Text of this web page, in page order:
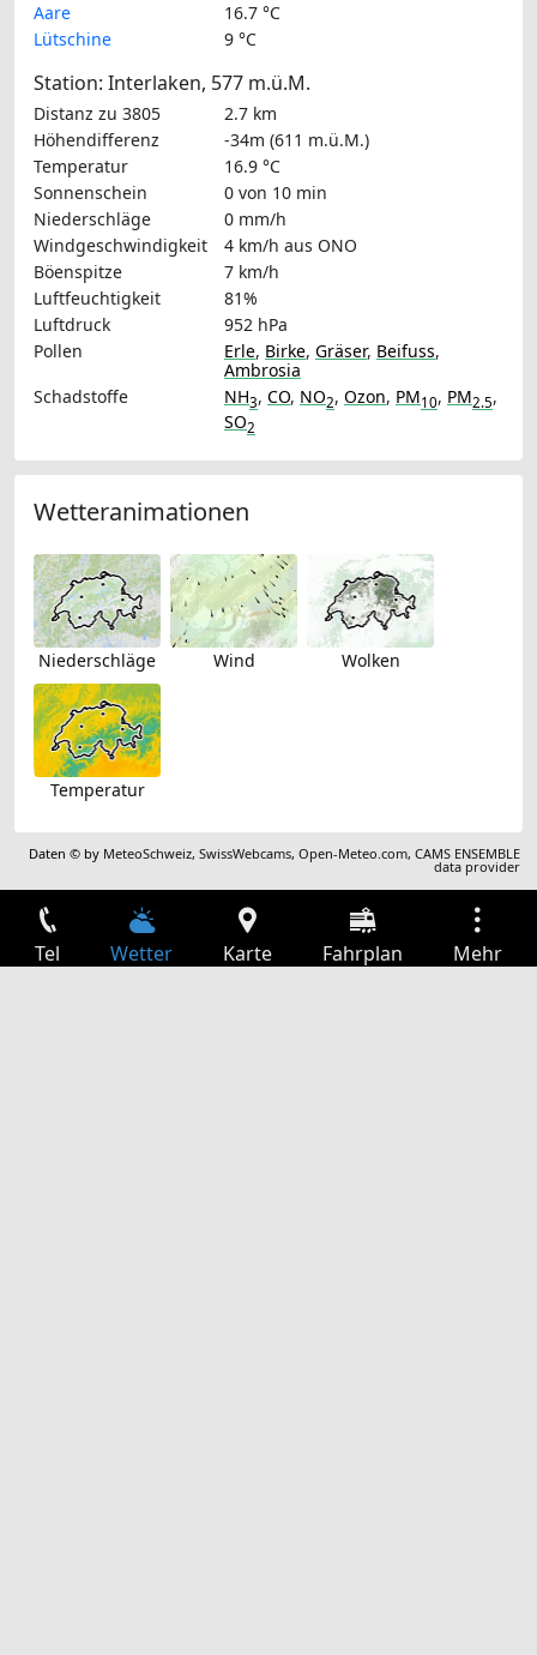
Aare
16.7 °C
Lütschine
9 °C
Station: Interlaken, 577 m.ü.M.
Distanz zu 3805
2.7 km
Höhendifferenz
-34m (611 m.ü.M.)
Temperatur
16.9 °C
Sonnenschein
0 von 10 min
Niederschläge
0 mm/h
Windgeschwindigkeit
4 km/h aus ONO
Böenspitze
7 km/h
Luftfeuchtigkeit
81%
Luftdruck
952 hPa
Pollen
Erle, Birke, Gräser, Beifuss,
Ambrosia
Schadstoffe
NH3, CO, NO2, Ozon, PM10, PM2.5,
SO2
Wetteranimationen
Niederschläge Wind Wolken
Temperatur
Daten © by MeteoSchweiz,SwissWebcams,Open-Meteo.com,CAMS ENSEMBLE
data provider
Tel Wetter Karte Fahrplan Mehr